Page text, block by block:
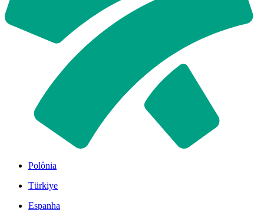
Polônia
Türkiye
Espanha